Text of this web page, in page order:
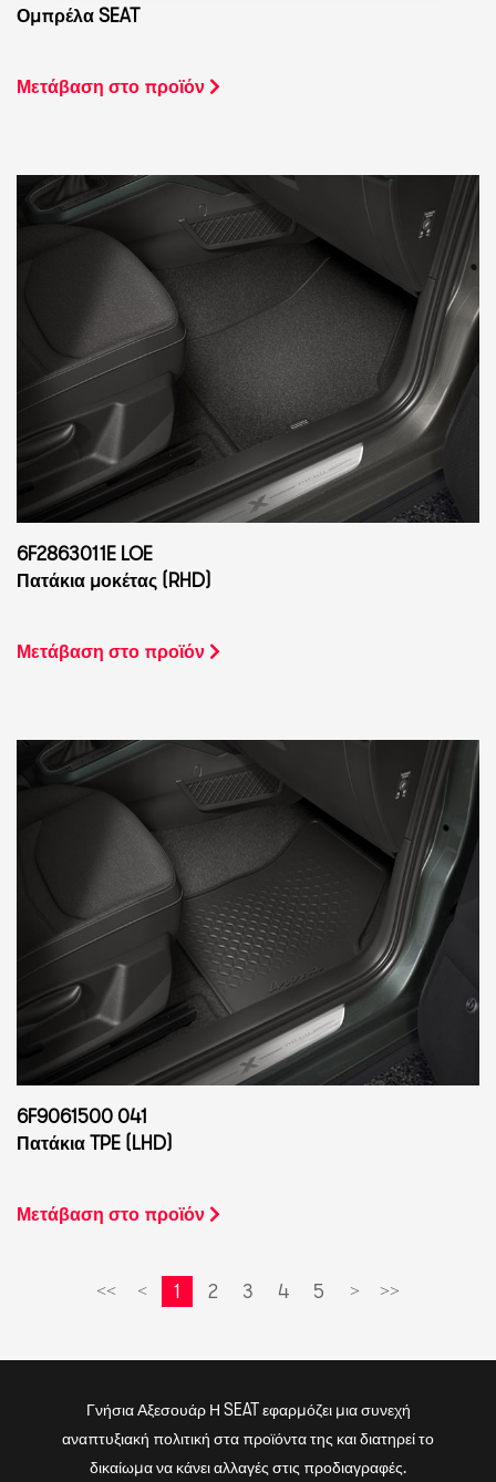
Ομπρέλα SEAT
Μετάβαση στο προϊόν
6F2863011E LOE
Πατάκια μοκέτας (RHD)
Μετάβαση στο προϊόν
6F9061500 041
Πατάκια TPE (LHD)
Μετάβαση στο προϊόν
<< < 1 2 3 4 5 > >>
Γνήσια Αξεσουάρ Η SEAT εφαρμόζει μια συνεχή
αναπτυξιακή πολιτική στα προϊόντα της και διατηρεί το
δικαίωμα να κάνει αλλαγές στις προδιαγραφές.